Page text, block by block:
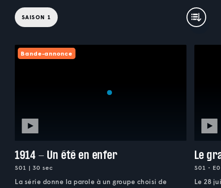
SAISON 1
Bande-annonce
1914 - Un été en enfer
S01 | 30 sec
La série donne la parole à un groupe choisi de
Le
S01 •
Le 28